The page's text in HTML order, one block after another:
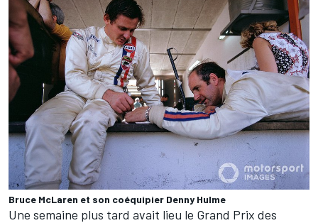
Bruce McLaren et son coéquipier Denny Hulme
Une semaine plus tard avait lieu le Grand Prix des